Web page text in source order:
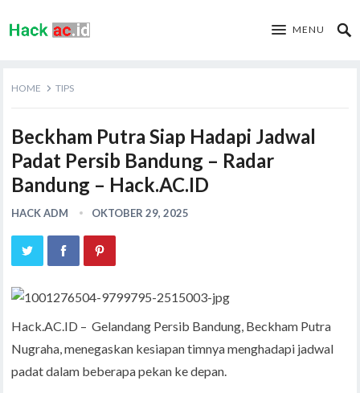
MENU
HOME TIPS
Beckham Putra Siap Hadapi Jadwal
Padat Persib Bandung – Radar
Bandung – Hack.AC.ID
HACK ADM OKTOBER 29, 2025
Hack.AC.ID – Gelandang Persib Bandung, Beckham Putra
Nugraha, menegaskan kesiapan timnya menghadapi jadwal
padat dalam beberapa pekan ke depan.